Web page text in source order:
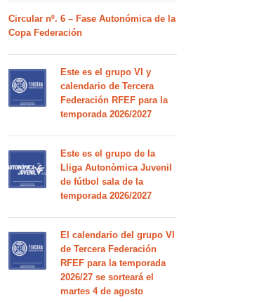
Circular nº. 6 – Fase Autonómica de la
Copa Federación
Este es el grupo VI y
calendario de Tercera
Federación RFEF para la
temporada 2026/2027
Este es el grupo de la
Lliga Autonòmica Juvenil
de fútbol sala de la
temporada 2026/2027
El calendario del grupo VI
de Tercera Federación
RFEF para la temporada
2026/27 se sorteará el
martes 4 de agosto